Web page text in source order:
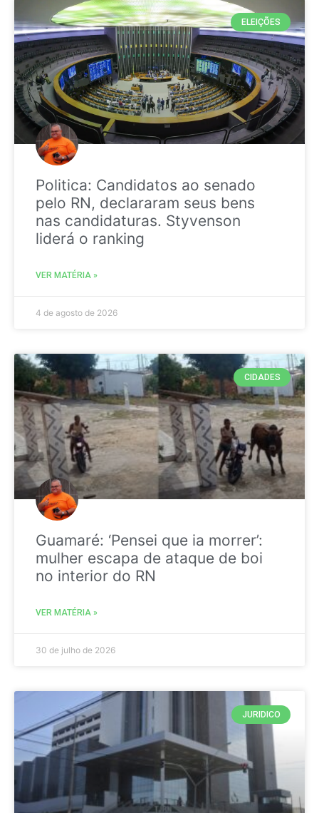
ELEIÇÕES
Politica: Candidatos ao senado
pelo RN, declararam seus bens
nas candidaturas. Styvenson
liderá o ranking
VER MATÉRIA »
4 de agosto de 2026
CIDADES
Guamaré: ‘Pensei que ia morrer’:
mulher escapa de ataque de boi
no interior do RN
VER MATÉRIA »
30 de julho de 2026
JURIDICO